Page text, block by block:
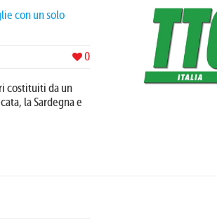
con un solo
0
costituiti da un
la Sardegna e